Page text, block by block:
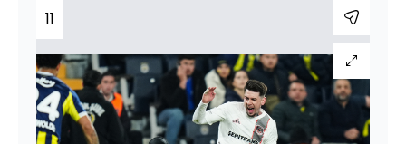
11